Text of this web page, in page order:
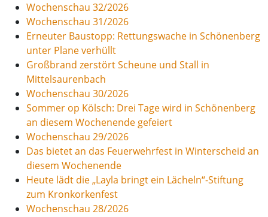
Wochenschau 32/2026
Wochenschau 31/2026
Erneuter Baustopp: Rettungswache in Schönenberg
unter Plane verhüllt
Großbrand zerstört Scheune und Stall in
Mittelsaurenbach
Wochenschau 30/2026
Sommer op Kölsch: Drei Tage wird in Schönenberg
an diesem Wochenende gefeiert
Wochenschau 29/2026
Das bietet an das Feuerwehrfest in Winterscheid an
diesem Wochenende
Heute lädt die „Layla bringt ein Lächeln“-Stiftung
zum Kronkorkenfest
Wochenschau 28/2026